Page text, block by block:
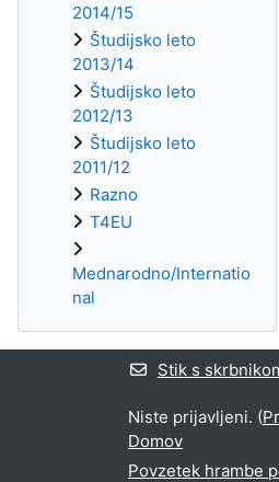
2014/15
Študijsko leto
2013/14
Študijsko leto
2012/13
Študijsko leto
2011/12
Razno
T4EU
Mednarodno/Internatio
nal
Stik s
Niste prijavljeni. (
Domov
Povzetek hrambe